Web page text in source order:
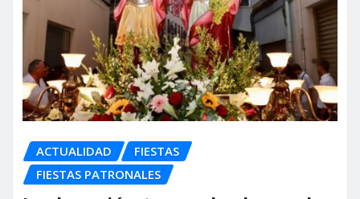
ACTUALIDAD
FIESTAS
FIESTAS PATRONALES